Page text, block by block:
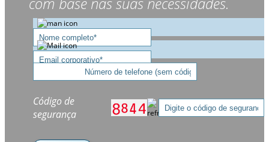
Código de
segurança